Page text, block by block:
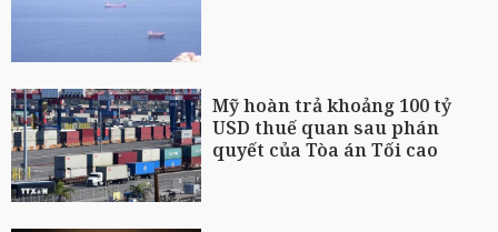
Mỹ hoàn trả khoảng 100 tỷ
USD thuế quan sau phán
quyết của Tòa án Tối cao